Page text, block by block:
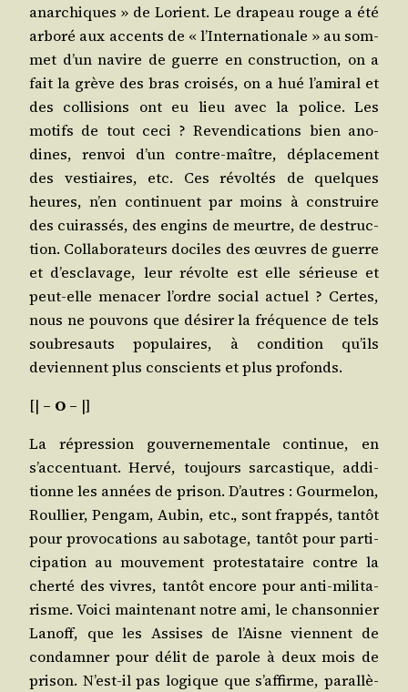
anar­chiques » de Lorient. Le dra­peau rouge a été
arbo­ré aux accents de « l’Internationale » au som­
met d’un navire de guerre en construc­tion, on a
fait la grève des bras croi­sés, on a hué l’amiral et
des col­li­sions ont eu lieu avec la police. Les
motifs de tout ceci ? Reven­di­ca­tions bien ano­
dines, ren­voi d’un contre-maître, dépla­ce­ment
des ves­tiaires, etc. Ces révol­tés de quelques
heures, n’en conti­nuent par moins à construire
des cui­ras­sés, des engins de meurtre, de des­truc­
tion. Col­la­bo­ra­teurs dociles des œuvres de guerre
et d’esclavage, leur révolte est elle sérieuse et
peut-elle mena­cer l’ordre social actuel ? Certes,
nous ne pou­vons que dési­rer la fré­quence de tels
sou­bre­sauts popu­laires, à condi­tion qu’ils
deviennent plus conscients et plus profonds.
[| – O – |]
La répres­sion gou­ver­ne­men­tale conti­nue, en
s’accentuant. Her­vé, tou­jours sar­cas­tique, addi­
tionne les années de pri­son. D’autres : Gour­me­lon,
Roul­lier, Pen­gam, Aubin, etc., sont frap­pés, tan­tôt
pour pro­vo­ca­tions au sabo­tage, tan­tôt pour par­ti­
ci­pa­tion au mou­ve­ment pro­tes­ta­taire contre la
cher­té des vivres, tan­tôt encore pour anti-mili­ta­
risme. Voi­ci main­te­nant notre ami, le chan­son­nier
Lanoff, que les Assises de l’Aisne viennent de
condam­ner pour délit de parole à deux mois de
pri­son. N’est-il pas logique que s’affirme, paral­lè­